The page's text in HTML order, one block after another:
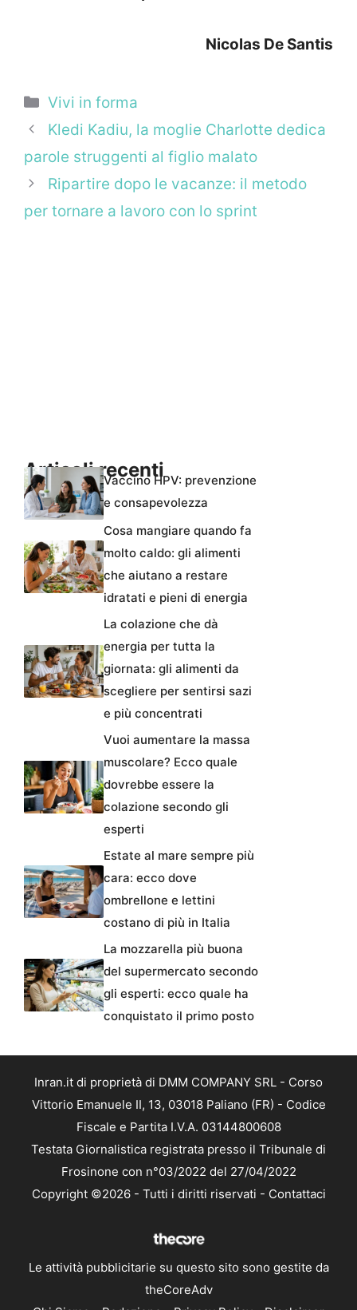
Nicolas De Santis
Categorie
Vivi in forma
Kledi Kadiu, la moglie Charlotte dedica
parole struggenti al figlio malato
Ripartire dopo le vacanze: il metodo
per tornare a lavoro con lo sprint
Articoli recentiVaccino HPV: prevenzione
e consapevolezza
Cosa mangiare quando fa
molto caldo: gli alimenti
che aiutano a restare
idratati e pieni di energia
La colazione che dà
energia per tutta la
giornata: gli alimenti da
scegliere per sentirsi sazi
e più concentrati
Vuoi aumentare la massa
muscolare? Ecco quale
dovrebbe essere la
colazione secondo gli
esperti
Estate al mare sempre più
cara: ecco dove
ombrellone e lettini
costano di più in Italia
La mozzarella più buona
del supermercato secondo
gli esperti: ecco quale ha
conquistato il primo posto
Inran.it di proprietà di DMM COMPANY SRL - Corso
Vittorio Emanuele II, 13, 03018 Paliano (FR) - Codice
Fiscale e Partita I.V.A. 03144800608
Testata Giornalistica registrata presso il Tribunale di
Frosinone con n°03/2022 del 27/04/2022
Copyright ©2026 - Tutti i diritti riservati - Contattaci
Le attività pubblicitarie su questo sito sono gestite da
theCoreAdv